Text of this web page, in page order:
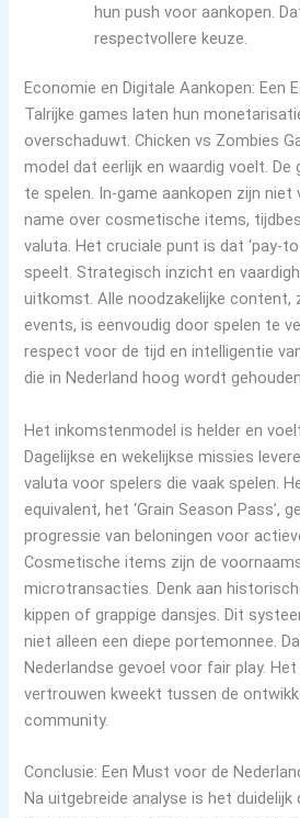
hun push voor aankopen.
respectvollere keuze.
Economie en Digitale Aankopen: Een
Talrijke games laten hun
overschaduwt. Chicken vs Zombies
model dat eerlijk en waardig voelt.
te spelen. In-game aankopen zijn
name over cosmetische items,
valuta. Het cruciale punt is dat ‘pay-
speelt. Strategisch inzicht en
uitkomst. Alle noodzakelijke content,
events, is eenvoudig door spelen te
respect voor de tijd en intelligentie
die in Nederland hoog wordt
Het inkomstenmodel is helder en
Dagelijkse en wekelijkse missies
valuta voor spelers die vaak spelen.
equivalent, het ‘Grain Season Pass’,
progressie van beloningen voor
Cosmetische items zijn de
microtransacties. Denk aan
kippen of grappige dansjes. Dit
niet alleen een diepe portemonnee.
Nederlandse gevoel voor fair play.
vertrouwen kweekt tussen de
community.
Conclusie: Een Must voor de
Na uitgebreide analyse is het duidelijk